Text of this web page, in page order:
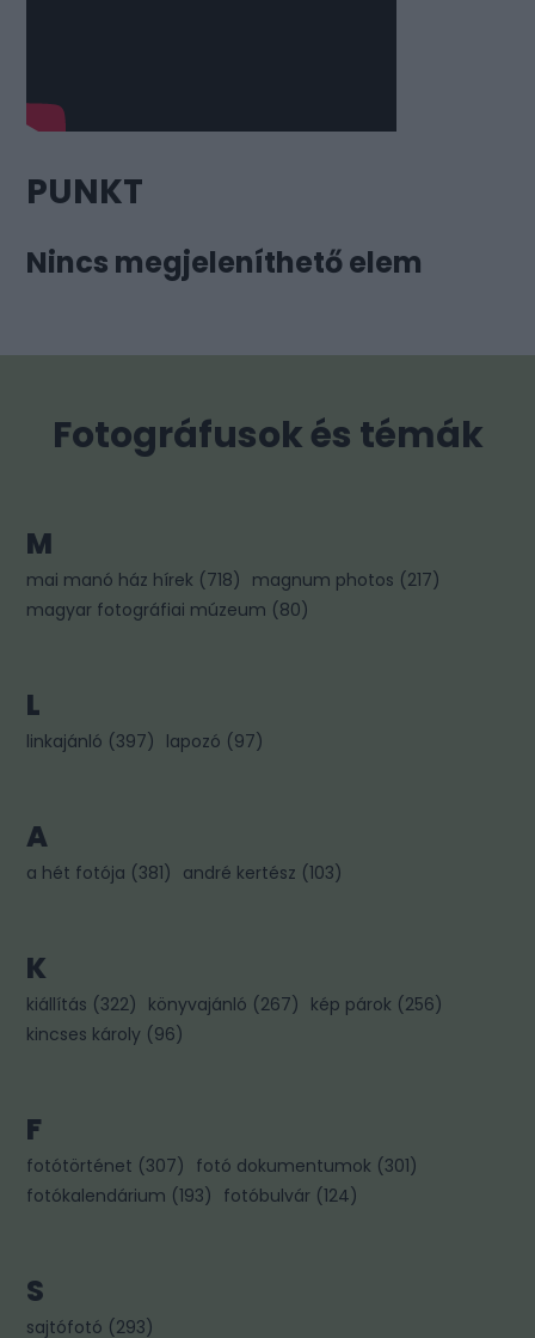
PUNKT
Nincs megjeleníthető elem
Fotográfusok és témák
M
mai manó ház hírek (718) magnum photos (217)
magyar fotográfiai múzeum (80)
L
linkajánló (397) lapozó (97)
A
a hét fotója (381) andré kertész (103)
K
kiállítás (322) könyvajánló (267) kép párok (256)
kincses károly (96)
F
fotótörténet (307) fotó dokumentumok (301)
fotókalendárium (193) fotóbulvár (124)
S
sajtófotó (293)